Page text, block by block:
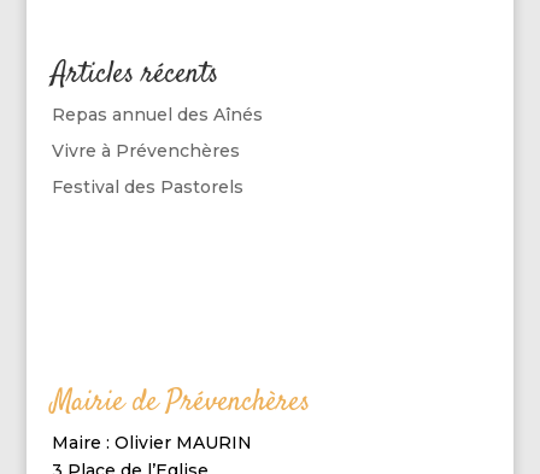
Articles récents
Repas annuel des Aînés
Vivre à Prévenchères
Festival des Pastorels
Mairie de Prévenchères
Maire : Olivier MAURIN